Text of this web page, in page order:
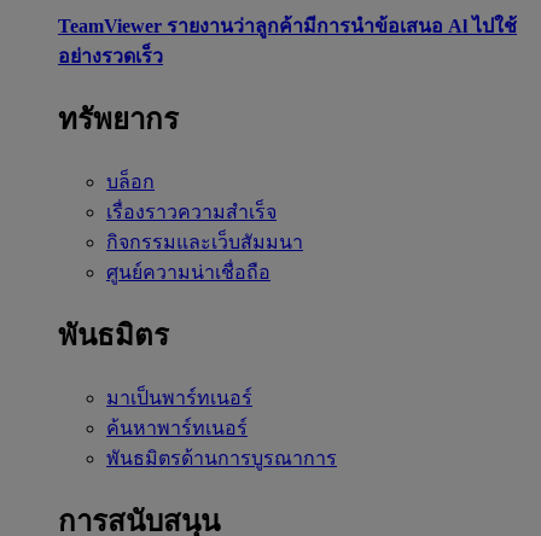
TeamViewer รายงานว่าลูกค้ามีการนำข้อเสนอ Al ไปใช้
อย่างรวดเร็ว
ทรัพยากร
บล็อก
เรื่องราวความสำเร็จ
กิจกรรมและเว็บสัมมนา
ศูนย์ความน่าเชื่อถือ
พันธมิตร
มาเป็นพาร์ทเนอร์
ค้นหาพาร์ทเนอร์
พันธมิตรด้านการบูรณาการ
การสนับสนุน